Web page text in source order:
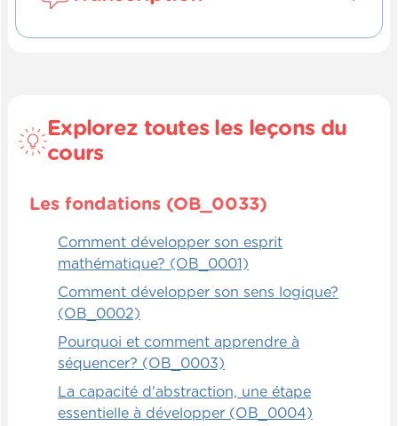
Les enfants ont bien assimilé les chiffres de
0 à 10, les chiffres de 0 à 100. Ils ont
compris les dizaines, la régularité des
c'est important qu'ils puissent comprendre
et assimiler les centaines : 100, 200, 300,
400. Ce qui est assez simple pour la
plupart. Évidemment, le 100 est le début.
c'est toujours de rajouter le 100 après le
chiffre, donc 200, 300, etc.
Et on rajoute les dizaines et les unités par
Explorez toutes les leçons du
cours
Les fondations (OB_0033)
Comment développer son esprit
mathématique? (OB_0001)
Comment développer son sens logique?
(OB_0002)
Pourquoi et comment apprendre à
séquencer? (OB_0003)
La capacité d'abstraction, une étape
essentielle à développer (OB_0004)